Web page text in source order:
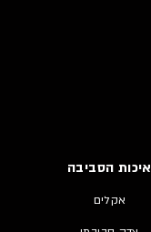
איכות הסביבה
אקלים